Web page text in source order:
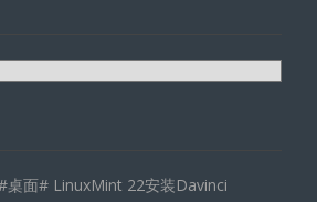
桌面# LinuxMint 22安装Davinci